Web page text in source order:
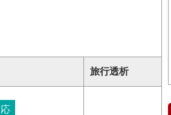
旅行透析